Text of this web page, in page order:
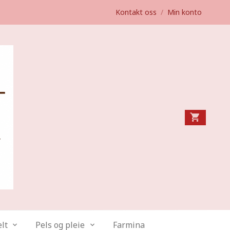
Kontakt oss / Min konto
Pels og pleie Farmina